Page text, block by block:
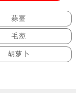
蒜薹
毛葱
胡萝卜